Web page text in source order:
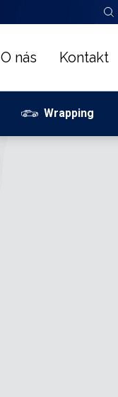
O nás Kontakt
Wrapping